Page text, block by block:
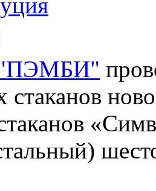
стаканов